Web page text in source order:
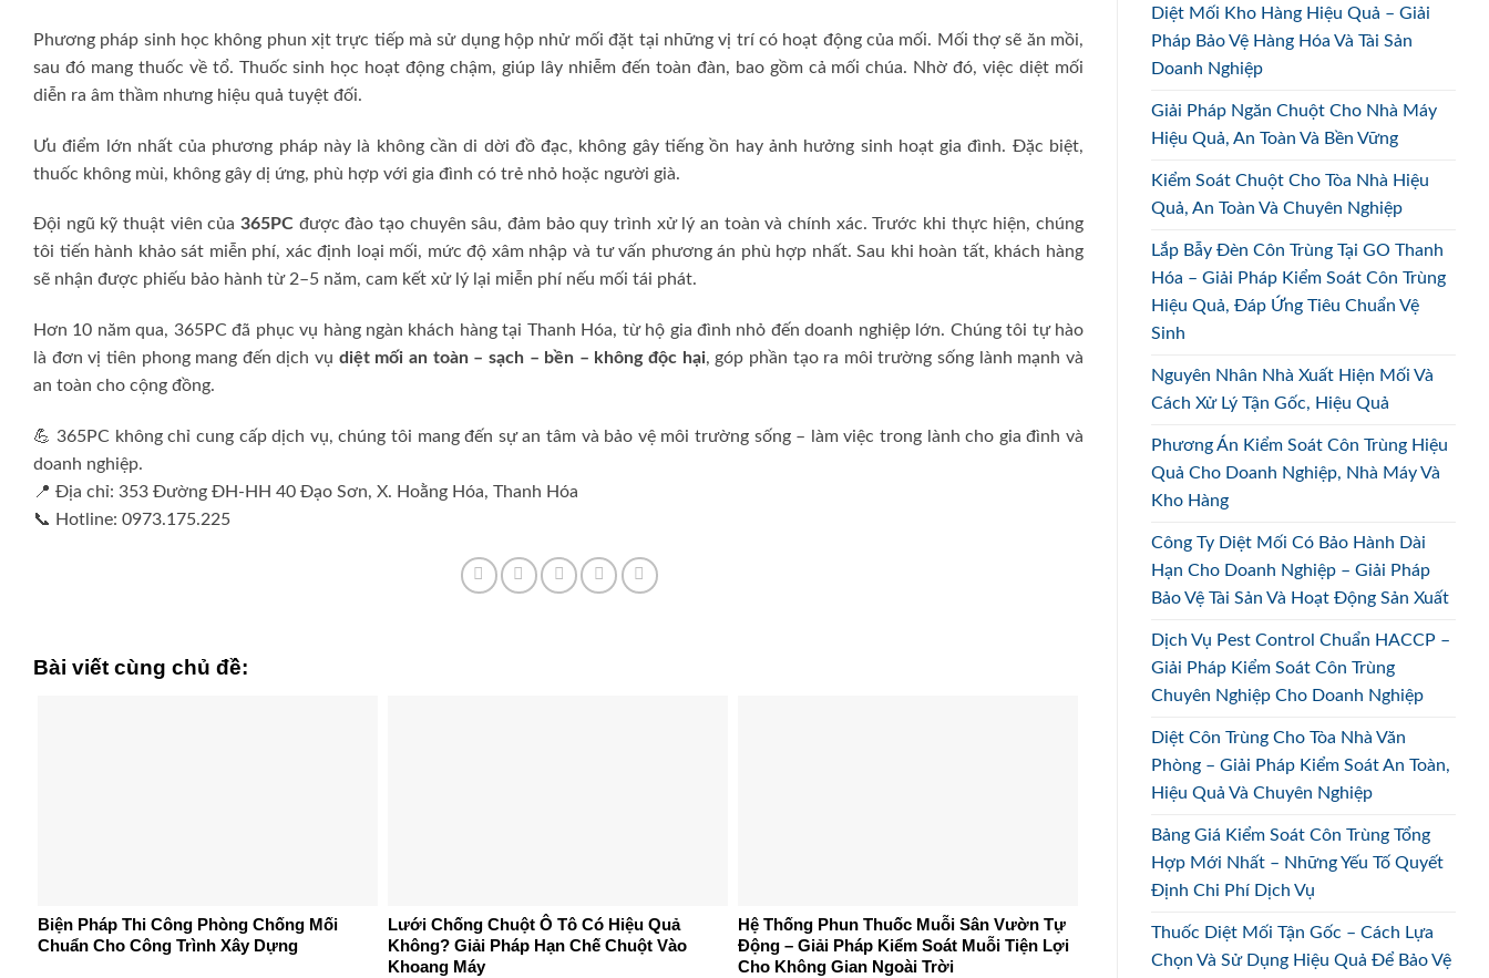
Phương pháp sinh học không phun xịt trực tiếp mà sử dụng hộp nhử mối đặt tại những vị trí có hoạt động của mối. Mối thợ sẽ ăn mồi,
sau đó mang thuốc về tổ. Thuốc sinh học hoạt động chậm, giúp lây nhiễm đến toàn đàn, bao gồm cả mối chúa. Nhờ đó, việc diệt mối
diễn ra âm thầm nhưng hiệu quả tuyệt đối.
Ưu điểm lớn nhất của phương pháp này là không cần di dời đồ đạc, không gây tiếng ồn hay ảnh hưởng sinh hoạt gia đình. Đặc biệt,
thuốc không mùi, không gây dị ứng, phù hợp với gia đình có trẻ nhỏ hoặc người già.
Đội ngũ kỹ thuật viên của 365PC được đào tạo chuyên sâu, đảm bảo quy trình xử lý an toàn và chính xác. Trước khi thực hiện, chúng
tôi tiến hành khảo sát miễn phí, xác định loại mối, mức độ xâm nhập và tư vấn phương án phù hợp nhất. Sau khi hoàn tất, khách hàng
sẽ nhận được phiếu bảo hành từ 2–5 năm, cam kết xử lý lại miễn phí nếu mối tái phát.
Hơn 10 năm qua, 365PC đã phục vụ hàng ngàn khách hàng tại Thanh Hóa, từ hộ gia đình nhỏ đến doanh nghiệp lớn. Chúng tôi tự hào
là đơn vị tiên phong mang đến dịch vụ diệt mối an toàn – sạch – bền – không độc hại, góp phần tạo ra môi trường sống lành mạnh và
an toàn cho cộng đồng.
💪 365PC không chỉ cung cấp dịch vụ, chúng tôi mang đến sự an tâm và bảo vệ môi trường sống – làm việc trong lành cho gia đình và
doanh nghiệp.
📍 Địa chỉ: 353 Đường ĐH-HH 40 Đạo Sơn, X. Hoằng Hóa, Thanh Hóa
📞 Hotline: 0973.175.225
Bài viết cùng chủ đề:
Biện Pháp Thi Công Phòng Chống Mối
Chuẩn Cho Công Trình Xây Dựng
Lưới Chống Chuột Ô Tô Có Hiệu Quả
Không? Giải Pháp Hạn Chế Chuột Vào
Khoang Máy
Hệ Thống Phun Thuốc Muỗi Sân Vườn Tự
Động – Giải Pháp Kiểm Soát Muỗi Tiện Lợi
Cho Không Gian Ngoài Trời
Diệt Mối Kho Hàng Hiệu Quả – Giải
Pháp Bảo Vệ Hàng Hóa Và Tài Sản
Doanh Nghiệp
Giải Pháp Ngăn Chuột Cho Nhà Máy
Hiệu Quả, An Toàn Và Bền Vững
Kiểm Soát Chuột Cho Tòa Nhà Hiệu
Quả, An Toàn Và Chuyên Nghiệp
Lắp Bẫy Đèn Côn Trùng Tại GO Thanh
Hóa – Giải Pháp Kiểm Soát Côn Trùng
Hiệu Quả, Đáp Ứng Tiêu Chuẩn Vệ
Sinh
Nguyên Nhân Nhà Xuất Hiện Mối Và
Cách Xử Lý Tận Gốc, Hiệu Quả
Phương Án Kiểm Soát Côn Trùng Hiệu
Quả Cho Doanh Nghiệp, Nhà Máy Và
Kho Hàng
Công Ty Diệt Mối Có Bảo Hành Dài
Hạn Cho Doanh Nghiệp – Giải Pháp
Bảo Vệ Tài Sản Và Hoạt Động Sản Xuất
Dịch Vụ Pest Control Chuẩn HACCP –
Giải Pháp Kiểm Soát Côn Trùng
Chuyên Nghiệp Cho Doanh Nghiệp
Diệt Côn Trùng Cho Tòa Nhà Văn
Phòng – Giải Pháp Kiểm Soát An Toàn,
Hiệu Quả Và Chuyên Nghiệp
Bảng Giá Kiểm Soát Côn Trùng Tổng
Hợp Mới Nhất – Những Yếu Tố Quyết
Định Chi Phí Dịch Vụ
Thuốc Diệt Mối Tận Gốc – Cách Lựa
Chọn Và Sử Dụng Hiệu Quả Để Bảo Vệ